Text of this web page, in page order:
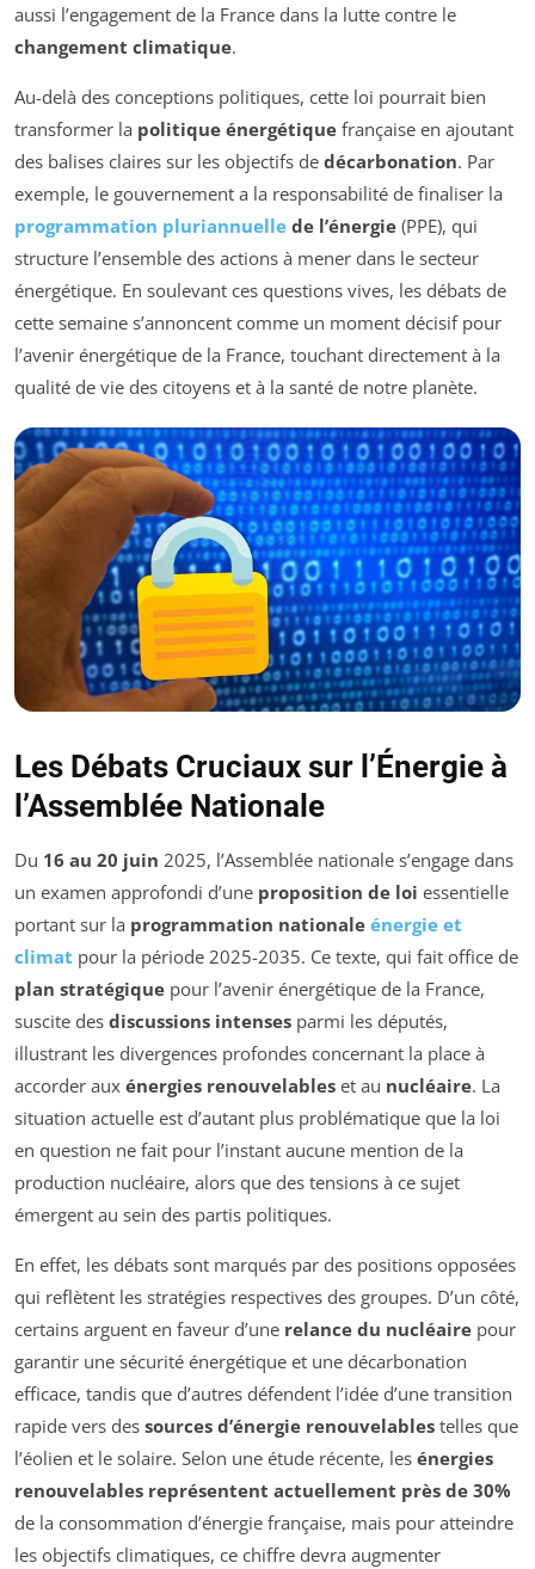
aussi l’engagement de la France dans la lutte contre le
changement climatique.
Au-delà des conceptions politiques, cette loi pourrait bien
transformer la politique énergétique française en ajoutant
des balises claires sur les objectifs de décarbonation. Par
exemple, le gouvernement a la responsabilité de finaliser la
programmation pluriannuelle de l’énergie (PPE), qui
structure l’ensemble des actions à mener dans le secteur
énergétique. En soulevant ces questions vives, les débats de
cette semaine s’annoncent comme un moment décisif pour
l’avenir énergétique de la France, touchant directement à la
qualité de vie des citoyens et à la santé de notre planète.
Les Débats Cruciaux sur l’Énergie à
l’Assemblée Nationale
Du 16 au 20 juin 2025, l’Assemblée nationale s’engage dans
un examen approfondi d’une proposition de loi essentielle
portant sur la programmation nationale énergie et
climat pour la période 2025-2035. Ce texte, qui fait office de
plan stratégique pour l’avenir énergétique de la France,
suscite des discussions intenses parmi les députés,
illustrant les divergences profondes concernant la place à
accorder aux énergies renouvelables et au nucléaire. La
situation actuelle est d’autant plus problématique que la loi
en question ne fait pour l’instant aucune mention de la
production nucléaire, alors que des tensions à ce sujet
émergent au sein des partis politiques.
En effet, les débats sont marqués par des positions opposées
qui reflètent les stratégies respectives des groupes. D’un côté,
certains arguent en faveur d’une relance du nucléaire pour
garantir une sécurité énergétique et une décarbonation
efficace, tandis que d’autres défendent l’idée d’une transition
rapide vers des sources d’énergie renouvelables telles que
l’éolien et le solaire. Selon une étude récente, les énergies
renouvelables représentent actuellement près de 30%
de la consommation d’énergie française, mais pour atteindre
les objectifs climatiques, ce chiffre devra augmenter